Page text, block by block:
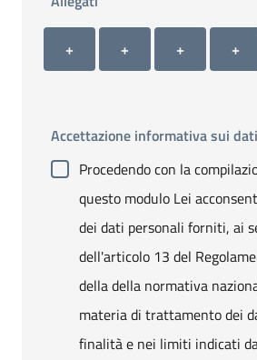
Allegato 1
+
Allegato 2
+
Allegato 3
+
Allegato
+
Accettazione informativa sui
Procedendo con la
questo modulo Lei
dei dati personali forniti, ai
dell'articolo 13 del
della della normativa
materia di trattamento dei
finalità e nei limiti indicati